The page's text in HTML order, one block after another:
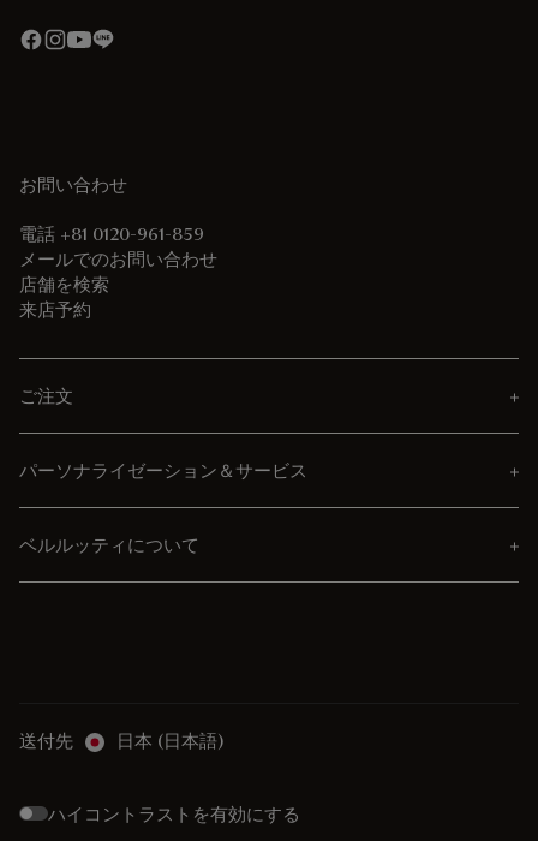
お問い合わせ
電話 +81 0120-961-859
メールでのお問い合わせ
店舗を検索
来店予約
ご注文
パーソナライゼーション＆サービス
ベルルッティについて
送付先 日本 (日本語)
ハイコントラストを有効にする